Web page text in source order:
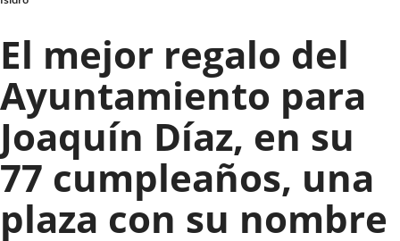
Valladolid
El mejor regalo del
Ayuntamiento para
Joaquín Díaz, en su
77 cumpleaños, una
plaza con su nombre